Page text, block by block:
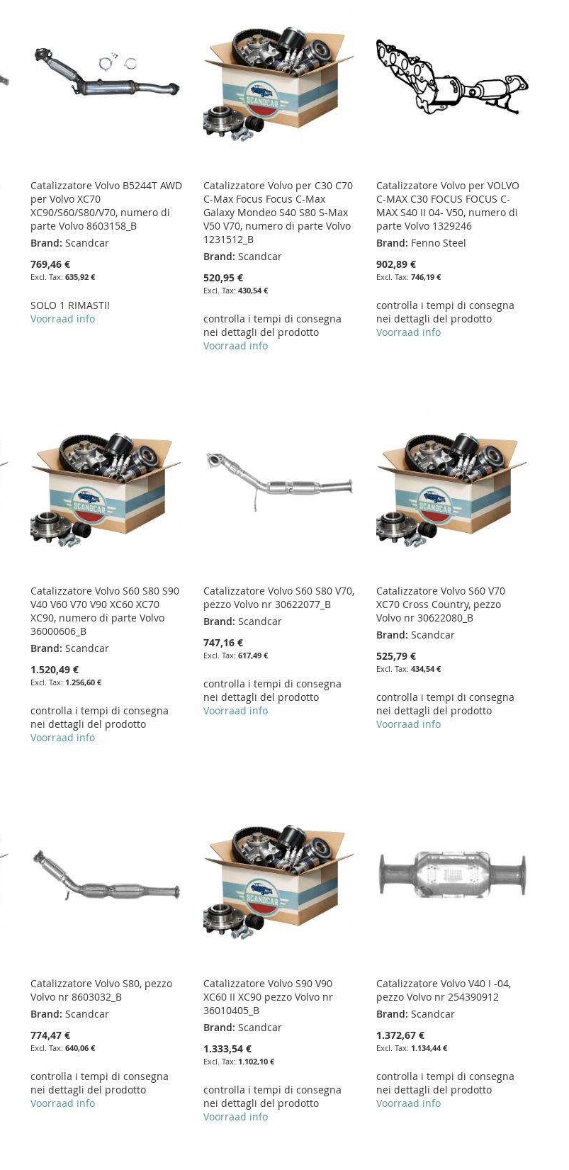
Catalizzatore Volvo B5244T AWD
per Volvo XC70
XC90/S60/S80/V70, numero di
parte Volvo 8603158_B
Brand: Scandcar
769,46 €
635,92 €
SOLO 1 RIMASTI!
Voorraad info
Catalizzatore Volvo per C30 C70
C-Max Focus Focus C-Max
Galaxy Mondeo S40 S80 S-Max
V50 V70, numero di parte Volvo
1231512_B
Brand: Scandcar
520,95 €
430,54 €
controlla i tempi di consegna
nei dettagli del prodotto
Voorraad info
Catalizzatore Volvo per VOLVO
C-MAX C30 FOCUS FOCUS C-
MAX S40 II 04- V50, numero di
parte Volvo 1329246
Brand: Fenno Steel
902,89 €
746,19 €
controlla i tempi di consegna
nei dettagli del prodotto
Voorraad info
Catalizzatore Volvo S60 S80 S90
V40 V60 V70 V90 XC60 XC70
XC90, numero di parte Volvo
36000606_B
Brand: Scandcar
1.520,49 €
1.256,60 €
controlla i tempi di consegna
nei dettagli del prodotto
Voorraad info
Catalizzatore Volvo S60 S80 V70,
pezzo Volvo nr 30622077_B
Brand: Scandcar
747,16 €
617,49 €
controlla i tempi di consegna
nei dettagli del prodotto
Voorraad info
Catalizzatore Volvo S60 V70
XC70 Cross Country, pezzo
Volvo nr 30622080_B
Brand: Scandcar
525,79 €
434,54 €
controlla i tempi di consegna
nei dettagli del prodotto
Voorraad info
Catalizzatore Volvo S80, pezzo
Volvo nr 8603032_B
Brand: Scandcar
774,47 €
640,06 €
controlla i tempi di consegna
nei dettagli del prodotto
Voorraad info
Catalizzatore Volvo S90 V90
XC60 II XC90 pezzo Volvo nr
36010405_B
Brand: Scandcar
1.333,54 €
1.102,10 €
controlla i tempi di consegna
nei dettagli del prodotto
Voorraad info
Catalizzatore Volvo V40 I -04,
pezzo Volvo nr 254390912
Brand: Scandcar
1.372,67 €
1.134,44 €
controlla i tempi di consegna
nei dettagli del prodotto
Voorraad info